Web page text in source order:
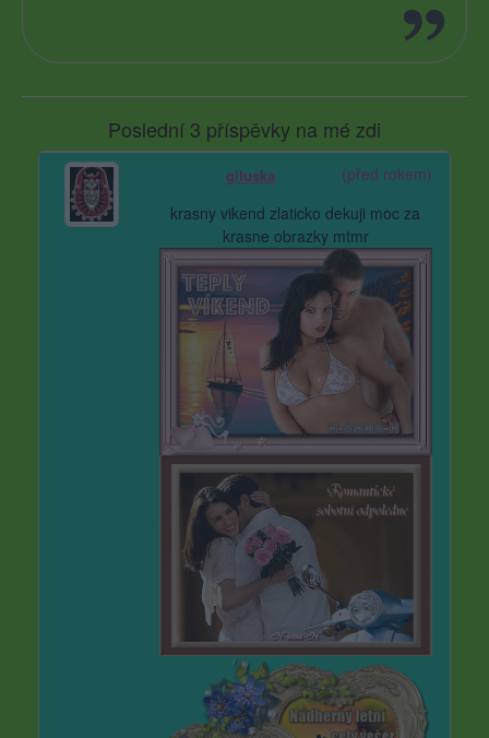
Poslední 3 příspěvky na mé zdi
gituska
(před rokem)
krasny vikend zlaticko dekuji moc za
krasne obrazky mtmr